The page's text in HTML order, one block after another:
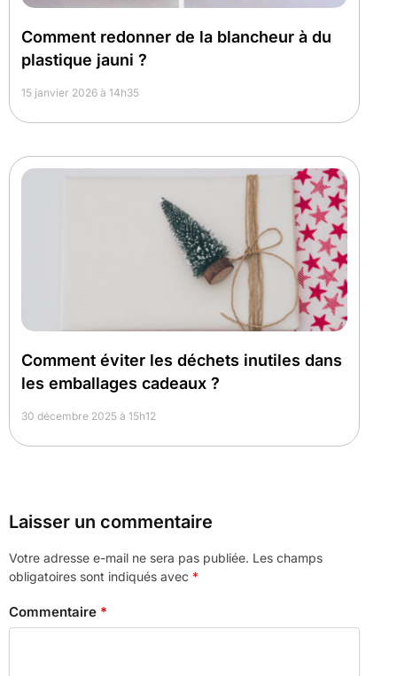
Comment redonner de la blancheur à du
plastique jauni ?
15 janvier 2026 à 14h35
Comment éviter les déchets inutiles dans
les emballages cadeaux ?
30 décembre 2025 à 15h12
Laisser un commentaire
Votre adresse e-mail ne sera pas publiée. Les champs
obligatoires sont indiqués avec *
Commentaire *